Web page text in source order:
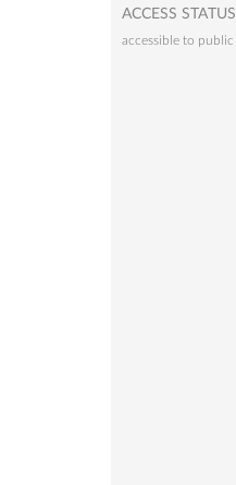
ACCESS STATUS
accessible to public